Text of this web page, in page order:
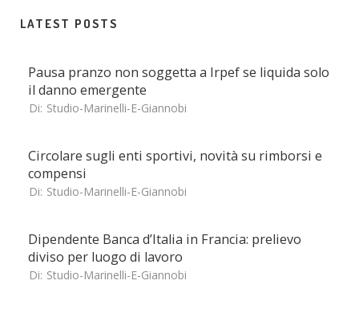
LATEST POSTS
Pausa pranzo non soggetta a Irpef se liquida solo
il danno emergente
Di: Studio-Marinelli-E-Giannobi
Circolare sugli enti sportivi, novità su rimborsi e
compensi
Di: Studio-Marinelli-E-Giannobi
Dipendente Banca d’Italia in Francia: prelievo
diviso per luogo di lavoro
Di: Studio-Marinelli-E-Giannobi